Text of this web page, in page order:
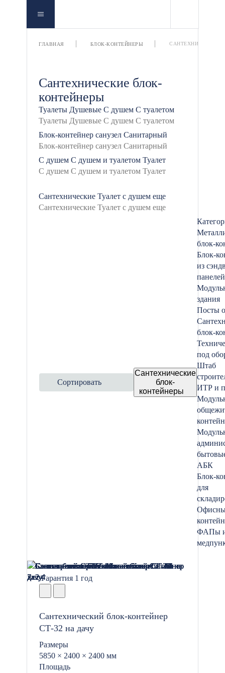
ГЛАВНАЯ БЛОК-КОНТЕЙНЕРЫ САНТЕХНИЧЕСКИЕ
Сантехнические блок-
контейнеры
Туалеты Душевые С душем С туалетом
Блок-контейнер санузел Санитарный
С душем С душем и туалетом Туалет
Сантехнические Туалет с душем еще
Сортировать
Сантехнические
блок-
контейнеры
блок-
Блок-
из
панелей
здания
Посты
блок-
под
Штаб
ИТР и
АБК
Блок-
для
ФАПы
Гарантия 1 год
Сантехнический блок-контейнер
СТ-32 на дачу
Размеры
5850 × 2400 × 2400 мм
Площадь